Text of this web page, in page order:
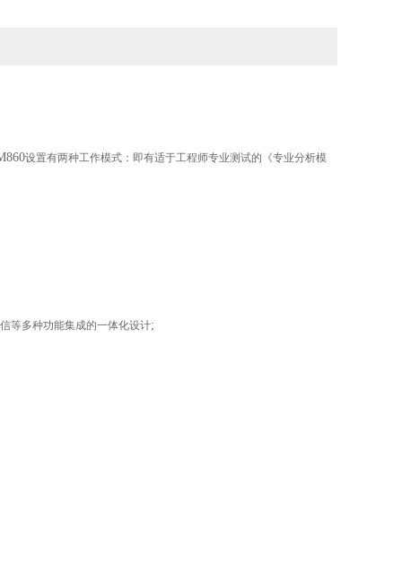
设置有两种工作模式：即有适于工程师专业测试的《专业分析模
等多种功能集成的一体化设计;